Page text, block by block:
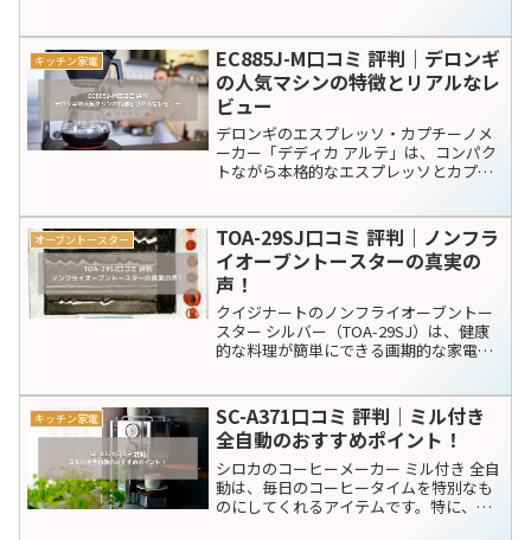
キッチン家電 電子レンジ
シェアする
X Facebook はてブ
関連記事